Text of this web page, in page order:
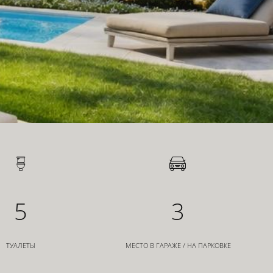
5
ТУАЛЕТЫ
3
МЕСТО В ГАРАЖЕ / НА ПАРКОВКЕ